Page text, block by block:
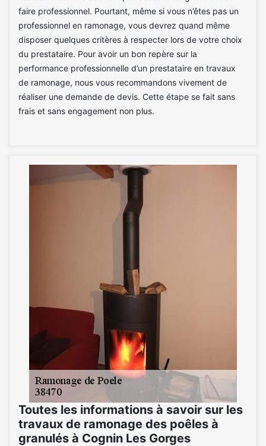
faire professionnel. Pourtant, même si vous n’êtes pas un
professionnel en ramonage, vous devrez quand même
disposer quelques critères à respecter lors de votre choix
du prestataire. Pour avoir un bon repère sur la
performance professionnelle d’un prestataire en travaux
de ramonage, nous vous recommandons vivement de
réaliser une demande de devis. Cette étape se fait sans
frais et sans engagement non plus.
Toutes les informations à savoir sur les
travaux de ramonage des poêles à
granulés à Cognin Les Gorges